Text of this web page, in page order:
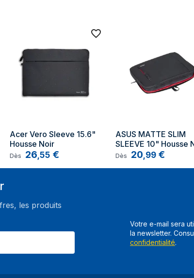
Fermeture à glissière
Fabriqué à partir de
Type de fermeture
Acer Vero Sleeve 15.6"
Housse Noir
Dès 26,55 €
ASUS MATTE SLIM
SLEEVE 10" Housse
Dès 20,99 €
les produits
Votre e-mail sera
la newsletter.
confidentialité.